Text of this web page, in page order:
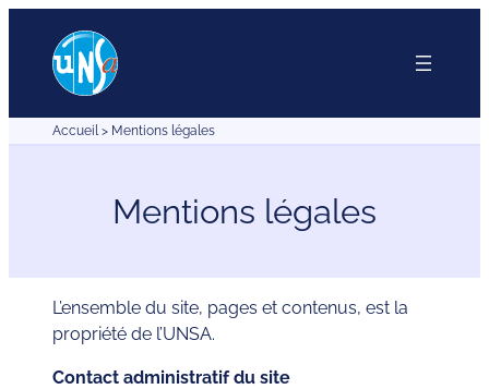
contenu
Accueil> Mentions légales
Mentions légales
L’ensemble du site, pages et contenus, est la
propriété de l’UNSA.
Contact administratif du site